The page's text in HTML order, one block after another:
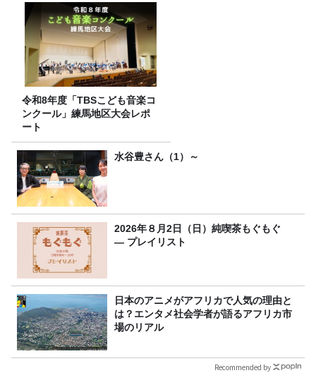
令和8年度「TBSこども音楽コ
ンクール」練馬地区大会レポ
ート
水谷豊さん（1）～
2026年８月2日（日）純喫茶もぐもぐ
― プレイリスト
日本のアニメがアフリカで人気の理由と
は？エンタメ社会学者が語るアフリカ市
場のリアル
Recommended by